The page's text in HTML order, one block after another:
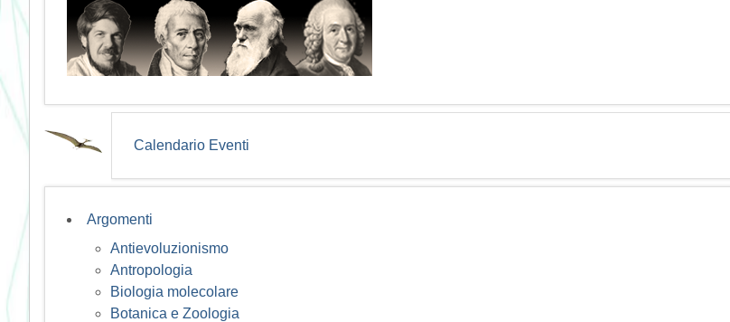
Calendario Eventi
Argomenti
Antievoluzionismo
Antropologia
Biologia molecolare
Botanica e Zoologia